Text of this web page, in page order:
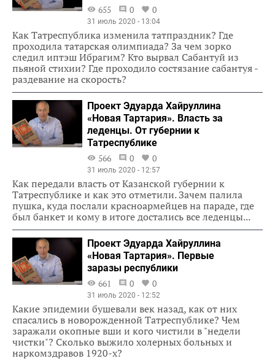
655
0 0
31 июль 2020 - 13:04
Как Татреспублика изменила татпраздник? Где
проходила татарская олимпиада? За чем зорко
следил иптэш Ибрагим? Кто вырвал Сабантуй из
пьяной стихии? Где проходило состязание сабантуя -
раздевание на скорость?
Проект Эдуарда Хайруллина
«Новая Тартария». Власть за
леденцы. От губернии к
Татреспублике
566
0 0
31 июль 2020 - 12:57
Как передали власть от Казанской губернии к
Татреспублике и как это отметили. Зачем палила
пушка, куда послали красноармейцев на параде, где
был банкет и кому в итоге достались все леденцы...
Проект Эдуарда Хайруллина
«Новая Тартария». Первые
заразы республики
661
0 0
31 июль 2020 - 12:52
Какие эпидемии бушевали век назад, как от них
спасались в новорожденной Татреспублике? Чем
заражали окопные вши и кого чистили в "недели
чистки"? Сколько выжило холерных больных и
наркомздравов 1920-х?